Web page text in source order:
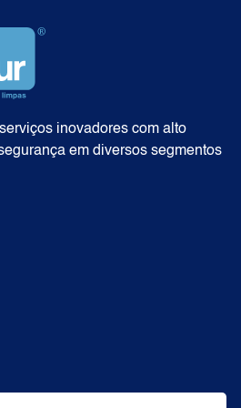
inovadores com alto
em diversos segmentos